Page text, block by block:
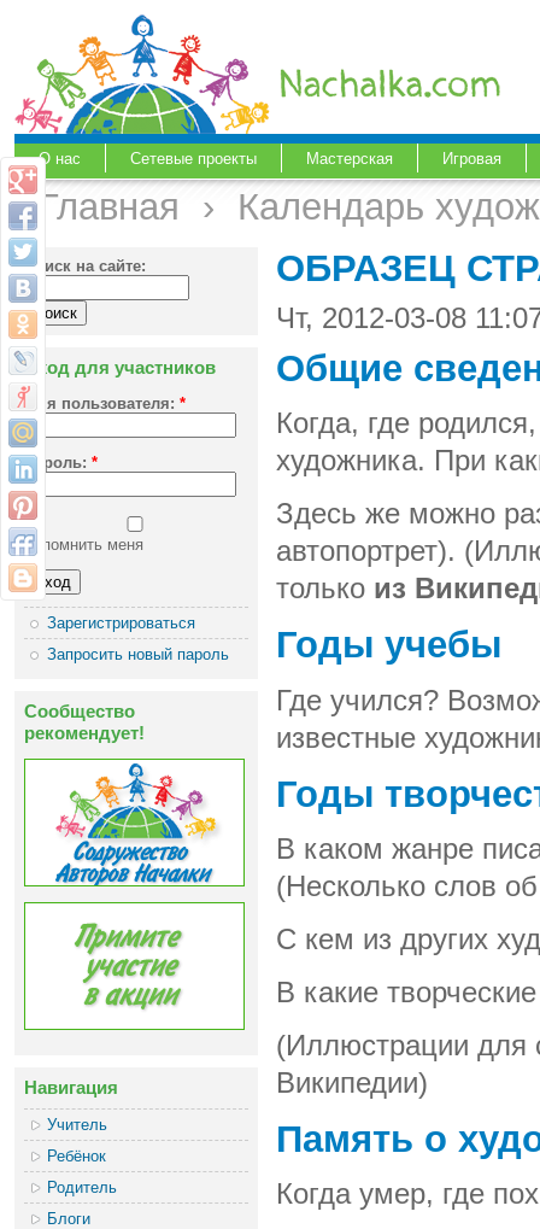
О нас Сетевые проекты Мастерская Игровая
Главная › Календарь
Поиск на сайте:
Вход для участников
Имя пользователя: *
Пароль: *
Запомнить меня
Зарегистрироваться
Запросить новый пароль
Сообщество
рекомендует!
Навигация
Учитель
Ребёнок
Родитель
Блоги
ОБРАЗЕЦ
Чт, 2012-03-08
Общие
Когда, где
художника. При
Здесь же можно
автопортрет).
только из
Годы учебы
Где учился?
известные
Годы
В каком жанре
(Несколько слов
С кем из других
В какие
(Иллюстрации для
Википедии)
Память о
Когда умер, где